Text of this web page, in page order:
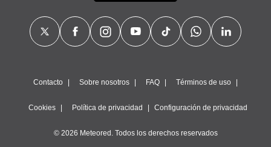
Contacto Sobre nosotros FAQ Términos de uso
Cookies Política de privacidad Configuración de privacidad
© 2026 Meteored. Todos los derechos reservados